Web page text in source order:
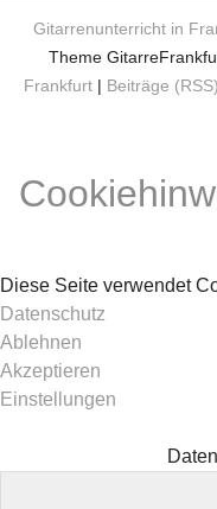
Gitarrenunterricht in
Theme
Frankfurt| Beiträge (RSS)
Diese Seite verwendet
Datenschutz
Ablehnen
Akzeptieren
Einstellungen